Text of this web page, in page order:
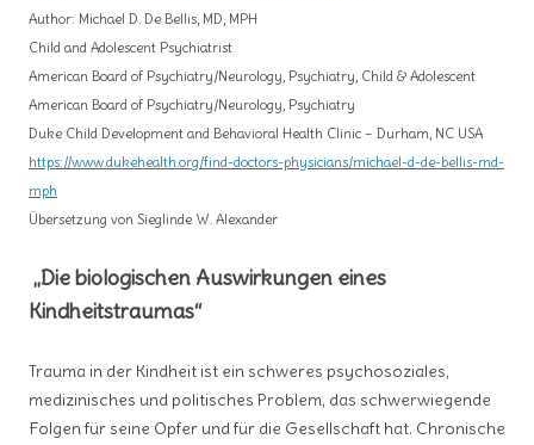
Author: Michael D. De Bellis, MD, MPH
Child and Adolescent Psychiatrist
American Board of Psychiatry/Neurology, Psychiatry, Child & Adolescent
American Board of Psychiatry/Neurology, Psychiatry
Duke Child Development and Behavioral Health Clinic – Durham, NC USA
https://www.dukehealth.org/find-doctors-physicians/michael-d-de-bellis-md-
mph
Übersetzung von Sieglinde W. Alexander
„Die biologischen Auswirkungen eines
Kindheitstraumas“
Trauma in der Kindheit ist ein schweres psychosoziales,
medizinisches und politisches Problem, das schwerwiegende
Folgen für seine Opfer und für die Gesellschaft hat. Chronische